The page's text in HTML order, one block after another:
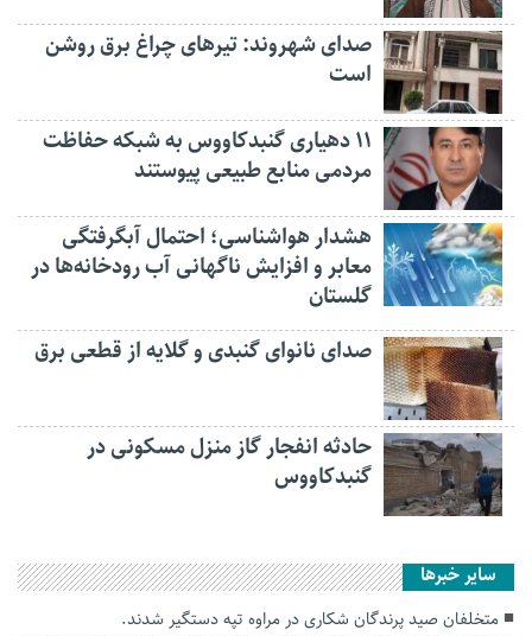
صدای شهروند: تیرهای چراغ برق روشن
است
۱۱ دهیاری گنبدکاووس به شبکه حفاظت
مردمی منابع طبیعی پیوستند
هشدار هواشناسی؛ احتمال آبگرفتگی
معابر و افزایش ناگهانی آب رودخانه‌ها در
گلستان
صدای نانوای گنبدی و گلایه از قطعی برق
حادثه انفجار گاز منزل مسکونی در
گنبدکاووس
سایر خبرها
متخلفان صید پرندگان شکاری در مراوه تپه دستگیر شدند.